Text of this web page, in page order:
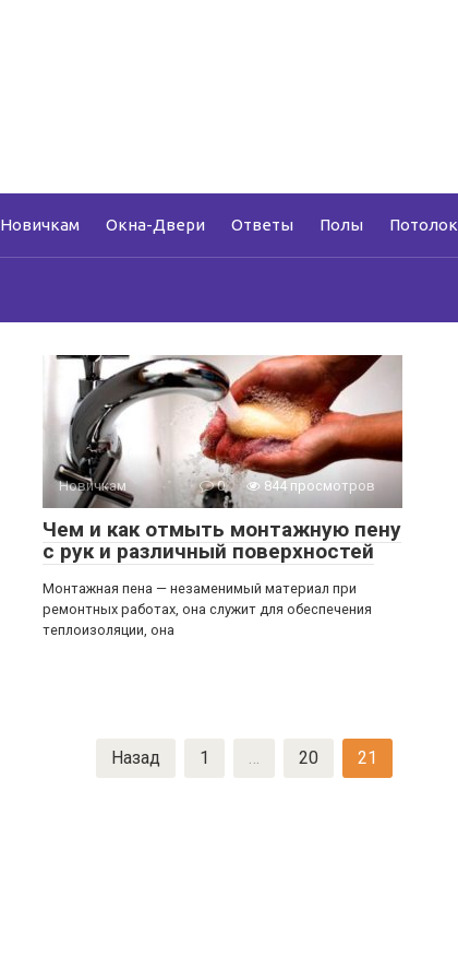
Новичкам Окна-Двери Ответы Полы Потолок
Новичкам 0 844 просмотров
Чем и как отмыть монтажную пену
с рук и различный поверхностей
Монтажная пена — незаменимый материал при
ремонтных работах, она служит для обеспечения
теплоизоляции, она
Назад 1 … 20 21